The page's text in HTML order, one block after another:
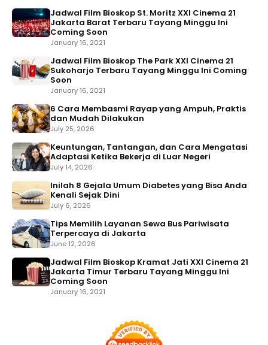
Jadwal Film Bioskop St. Moritz XXI Cinema 21
Jakarta Barat Terbaru Tayang Minggu Ini
Coming Soon
January 16, 2021
Jadwal Film Bioskop The Park XXI Cinema 21
Sukoharjo Terbaru Tayang Minggu Ini Coming
Soon
January 16, 2021
6 Cara Membasmi Rayap yang Ampuh, Praktis
dan Mudah Dilakukan
July 25, 2026
Keuntungan, Tantangan, dan Cara Mengatasi
Adaptasi Ketika Bekerja di Luar Negeri
July 14, 2026
Inilah 8 Gejala Umum Diabetes yang Bisa Anda
Kenali Sejak Dini
July 6, 2026
Tips Memilih Layanan Sewa Bus Pariwisata
Terpercaya di Jakarta
June 12, 2026
Jadwal Film Bioskop Kramat Jati XXI Cinema 21
Jakarta Timur Terbaru Tayang Minggu Ini
Coming Soon
January 16, 2021